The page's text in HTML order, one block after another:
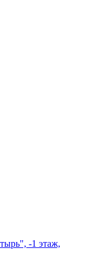
-1 этаж,